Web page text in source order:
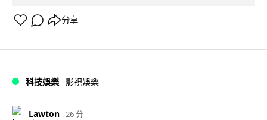
分享
科技娛樂 影視娛樂
Lawton 26 分